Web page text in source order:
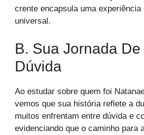
crente encapsula uma experiência
universal.
B. Sua Jornada De
Dúvida
Ao estudar sobre quem foi
vemos que sua história reflete a
muitos enfrentam entre dúvida e
evidenciando que o caminho para